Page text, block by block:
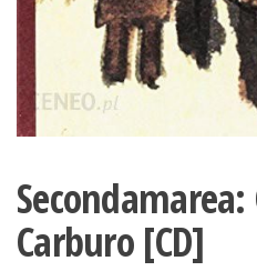
Carburo [CD]